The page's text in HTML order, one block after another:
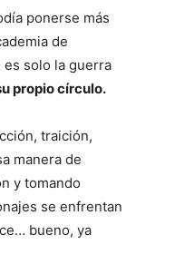
ponerse más
de
solo la guerra
propio círculo.
traición,
manera de
y tomando
se enfrentan
bueno, ya